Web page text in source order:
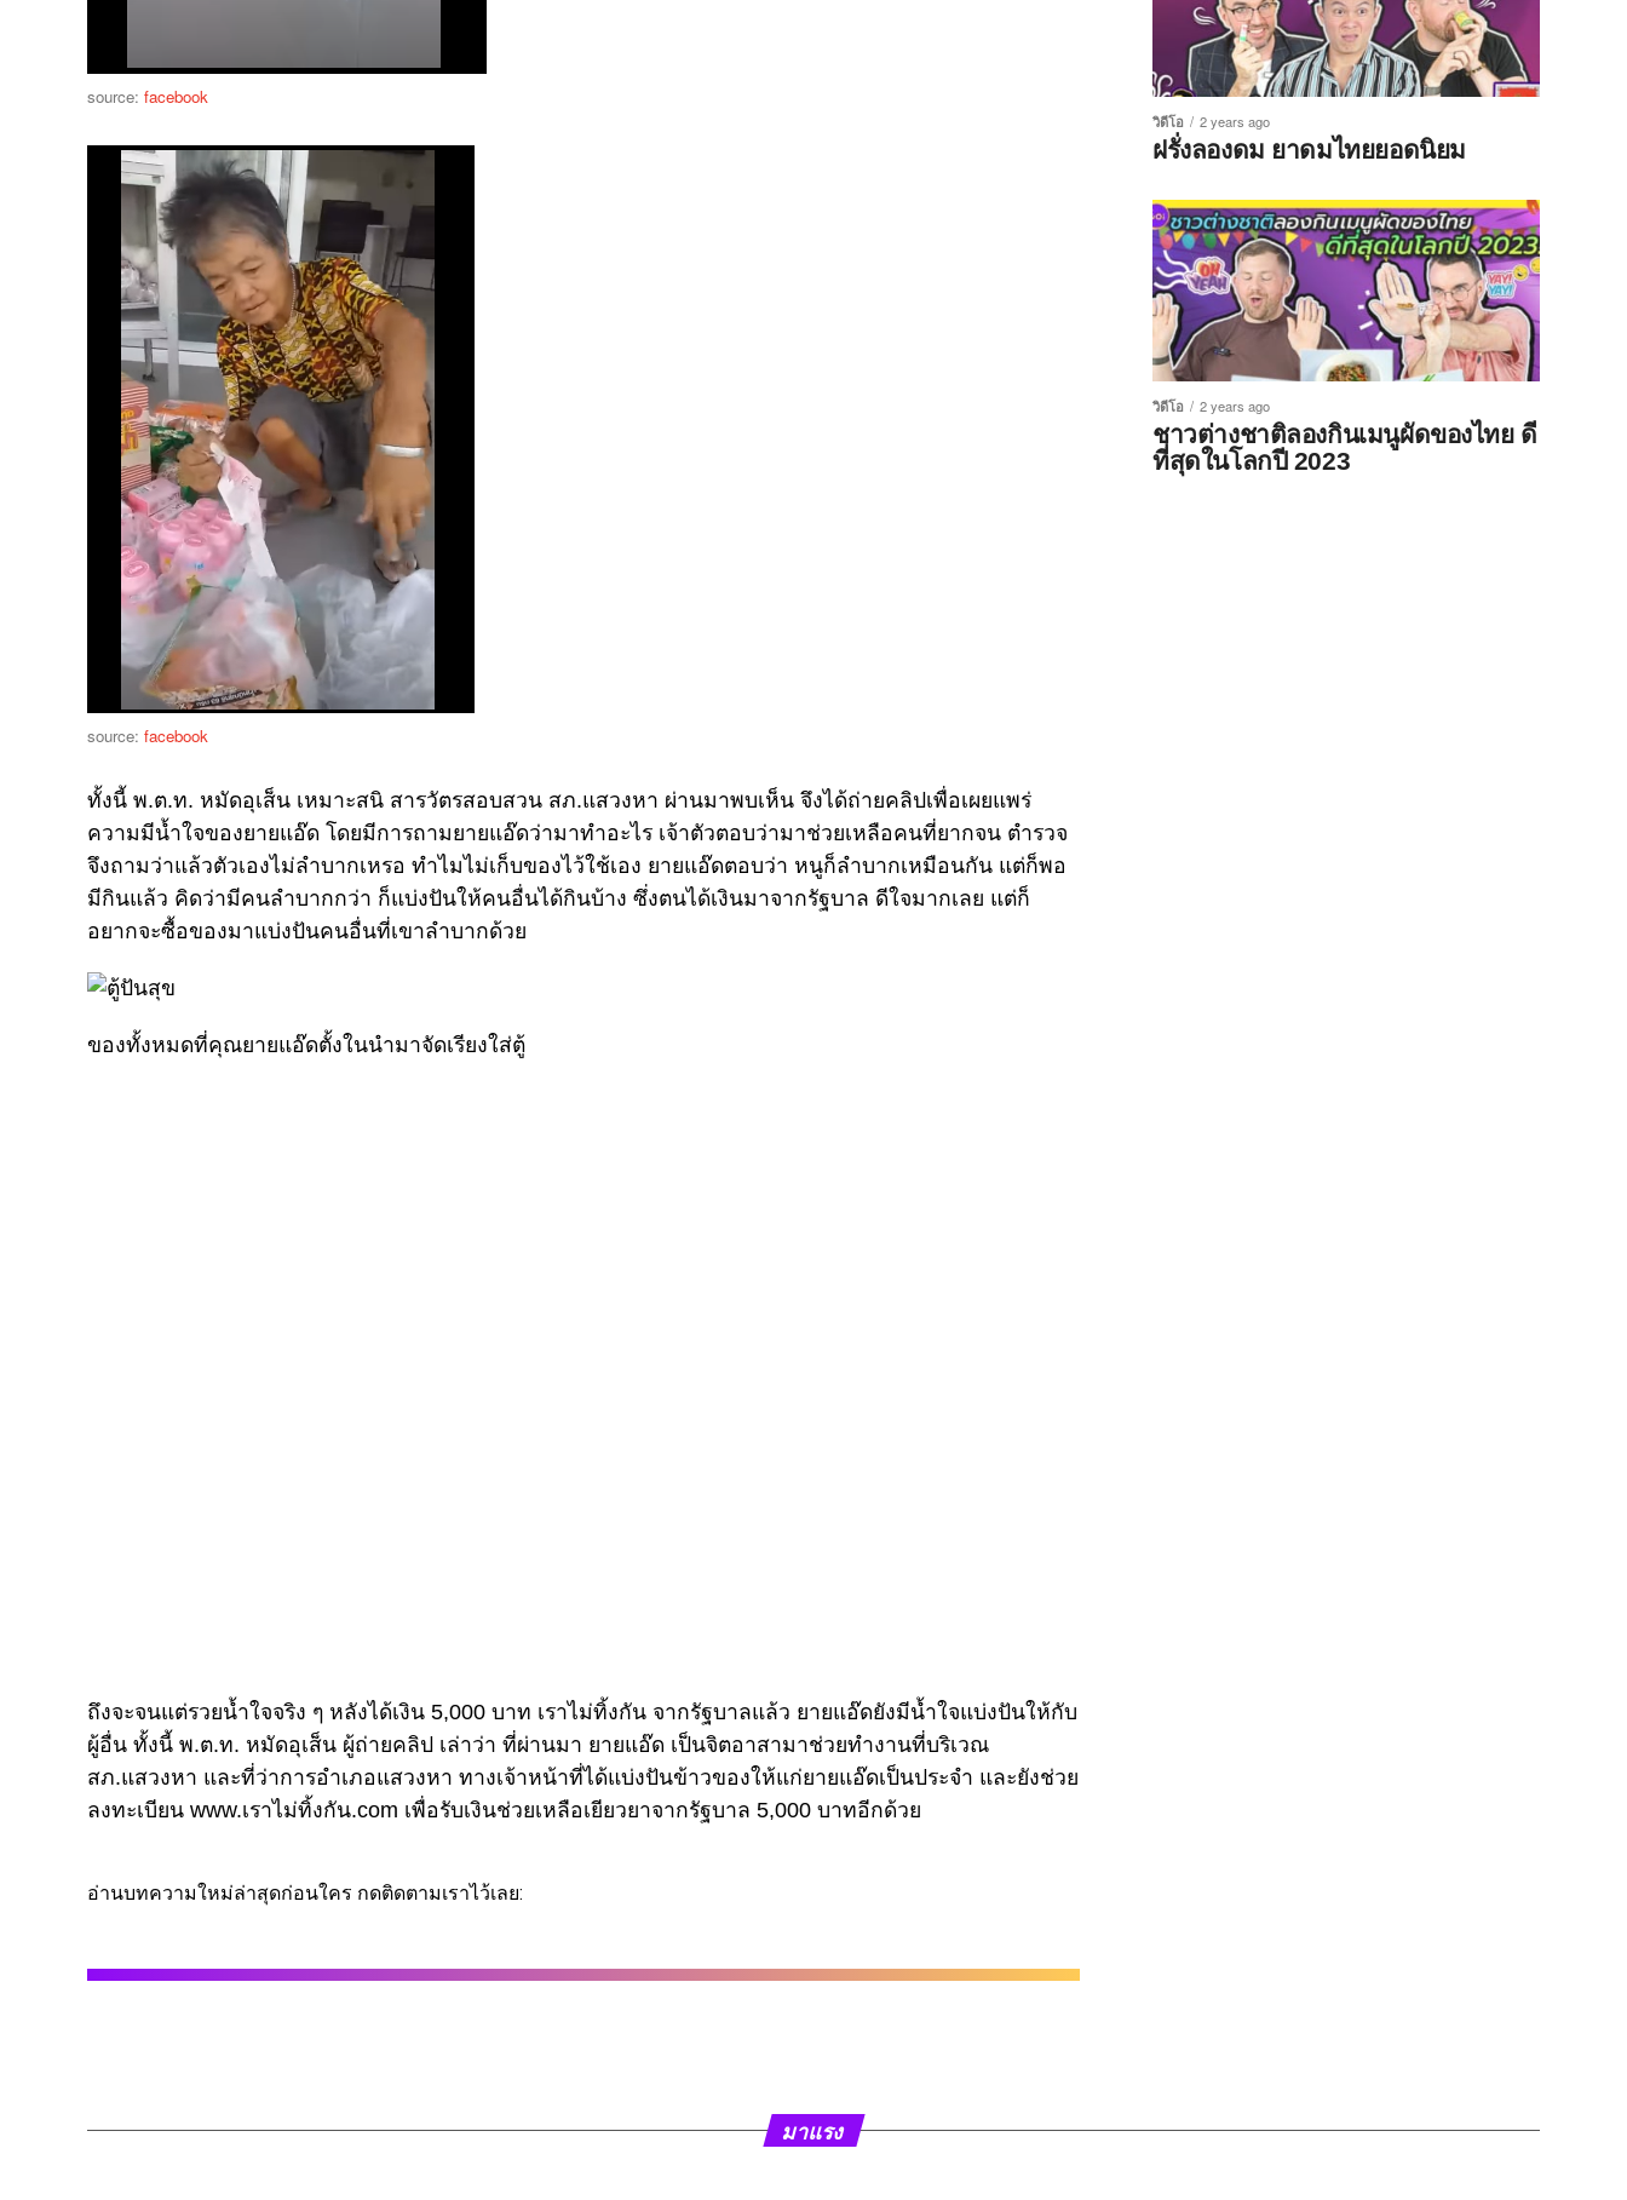
source: facebook
source: facebook
ทั้งนี้ พ.ต.ท. หมัดอุเส็น เหมาะสนิ สารวัตรสอบสวน สภ.แสวงหา ผ่านมาพบเห็น จึงได้ถ่ายคลิปเพื่อเผยแพร่
ความมีน้ำใจของยายแอ๊ด โดยมีการถามยายแอ๊ดว่ามาทำอะไร เจ้าตัวตอบว่ามาช่วยเหลือคนที่ยากจน ตำรวจ
จึงถามว่าแล้วตัวเองไม่ลำบากเหรอ ทำไมไม่เก็บของไว้ใช้เอง ยายแอ๊ดตอบว่า หนูก็ลำบากเหมือนกัน แต่ก็พอ
มีกินแล้ว คิดว่ามีคนลำบากกว่า ก็แบ่งปันให้คนอื่นได้กินบ้าง ซึ่งตนได้เงินมาจากรัฐบาล ดีใจมากเลย แต่ก็
อยากจะซื้อของมาแบ่งปันคนอื่นที่เขาลำบากด้วย
ของทั้งหมดที่คุณยายแอ๊ดตั้งในนำมาจัดเรียงใส่ตู้
ถึงจะจนแต่รวยน้ำใจจริง ๆ หลังได้เงิน 5,000 บาท เราไม่ทิ้งกัน จากรัฐบาลแล้ว ยายแอ๊ดยังมีน้ำใจแบ่งปันให้กับ
ผู้อื่น ทั้งนี้ พ.ต.ท. หมัดอุเส็น ผู้ถ่ายคลิป เล่าว่า ที่ผ่านมา ยายแอ๊ด เป็นจิตอาสามาช่วยทำงานที่บริเวณ
สภ.แสวงหา และที่ว่าการอำเภอแสวงหา ทางเจ้าหน้าที่ได้แบ่งปันข้าวของให้แก่ยายแอ๊ดเป็นประจำ และยังช่วย
ลงทะเบียน www.เราไม่ทิ้งกัน.com เพื่อรับเงินช่วยเหลือเยียวยาจากรัฐบาล 5,000 บาทอีกด้วย
อ่านบทความใหม่ล่าสุดก่อนใคร กดติดตามเราไว้เลย:
วิดีโอ 2 years ago
ฝรั่งลองดม ยาดมไทยยอดนิยม
วิดีโอ 2 years ago
ชาวต่างชาติลองกินเมนูผัดของไทย ดี
ที่สุดในโลกปี 2023
มาแรง